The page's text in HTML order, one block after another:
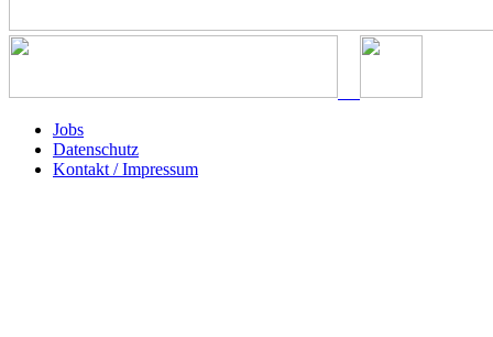
Jobs
Datenschutz
Kontakt / Impressum